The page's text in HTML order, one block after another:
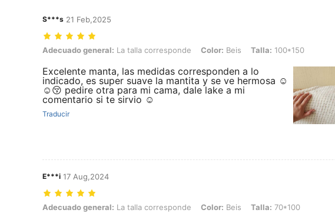
S***s 21 Feb,2025
Adecuado general: La talla corresponde, Color: Beis, Talla: 100*150
Adecuado general: La talla corresponde Color: Beis Talla: 100*150
Excelente manta, las medidas corresponden a lo
indicado, es super suave la mantita y se ve hermosa ☺️
☺️😚 pedire otra para mi cama, dale lake a mi
comentario si te sirvio ☺️
Traducir
E***i 17 Aug,2024
Adecuado general: La talla corresponde, Color: Beis, Talla: 70*100
Adecuado general: La talla corresponde Color: Beis Talla: 70*100